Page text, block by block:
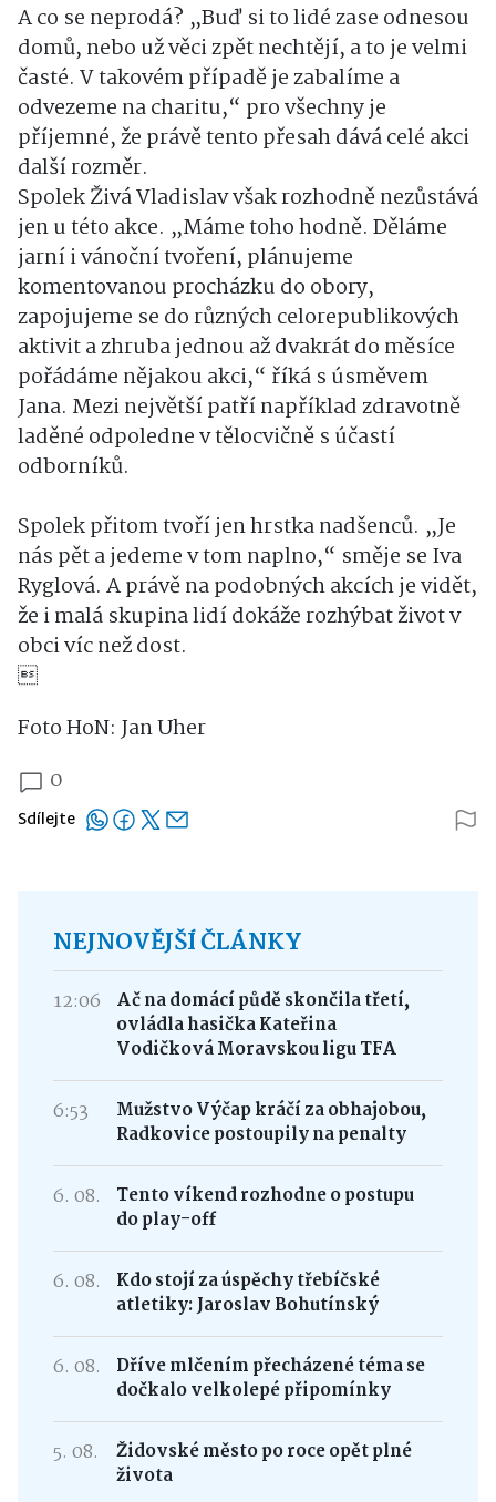
A co se neprodá? „Buď si to lidé zase odnesou
domů, nebo už věci zpět nechtějí, a to je velmi
časté. V takovém případě je zabalíme a
odvezeme na charitu,“ pro všechny je
příjemné, že právě tento přesah dává celé akci
další rozměr.
Spolek Živá Vladislav však rozhodně nezůstává
jen u této akce. „Máme toho hodně. Děláme
jarní i vánoční tvoření, plánujeme
komentovanou procházku do obory,
zapojujeme se do různých celorepublikových
aktivit a zhruba jednou až dvakrát do měsíce
pořádáme nějakou akci,“ říká s úsměvem
Jana. Mezi největší patří například zdravotně
laděné odpoledne v tělocvičně s účastí
odborníků.
Spolek přitom tvoří jen hrstka nadšenců. „Je
nás pět a jedeme v tom naplno,“ směje se Iva
Ryglová. A právě na podobných akcích je vidět,
že i malá skupina lidí dokáže rozhýbat život v
obci víc než dost.

Foto HoN: Jan Uher
0
Sdílejte
NEJNOVĚJŠÍ ČLÁNKY
12:06
Ač na domácí půdě skončila třetí,
ovládla hasička Kateřina
Vodičková Moravskou ligu TFA
6:53
Mužstvo Výčap kráčí za obhajobou,
Radkovice postoupily na penalty
6. 08.
Tento víkend rozhodne o postupu
do play-off
6. 08.
Kdo stojí za úspěchy třebíčské
atletiky: Jaroslav Bohutínský
6. 08.
Dříve mlčením přecházené téma se
dočkalo velkolepé připomínky
5. 08.
Židovské město po roce opět plné
života